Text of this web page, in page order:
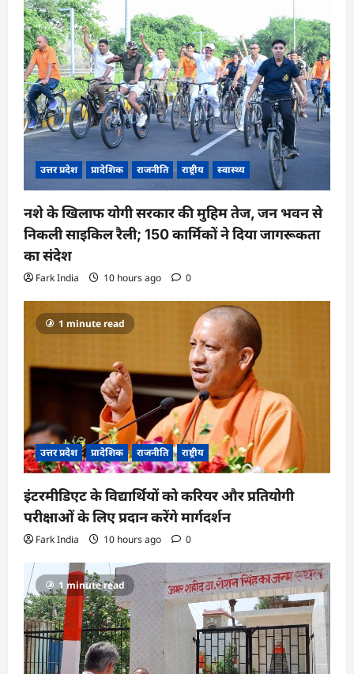
उत्तर प्रदेश प्रादेशिक राजनीति राष्ट्रीय स्वास्थ्य
नशे के खिलाफ योगी सरकार की मुहिम तेज, जन भवन से
निकली साइकिल रैली; 150 कार्मिकों ने दिया जागरूकता
का संदेश
Fark India 10 hours ago 0
1 minute read
उत्तर प्रदेश प्रादेशिक राजनीति राष्ट्रीय
इंटरमीडिएट के विद्यार्थियों को करियर और प्रतियोगी
परीक्षाओं के लिए प्रदान करेंगे मार्गदर्शन
Fark India 10 hours ago 0
1 minute read